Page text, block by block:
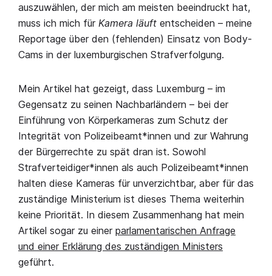
auszuwählen, der mich am meisten beeindruckt hat,
muss ich mich für Kamera läuft entscheiden – meine
Reportage über den (fehlenden) Einsatz von Body-
Cams in der luxemburgischen Strafverfolgung.
Mein Artikel hat gezeigt, dass Luxemburg – im
Gegensatz zu seinen Nachbarländern – bei der
Einführung von Körperkameras zum Schutz der
Integrität von Polizeibeamt*innen und zur Wahrung
der Bürgerrechte zu spät dran ist. Sowohl
Strafverteidiger*innen als auch Polizeibeamt*innen
halten diese Kameras für unverzichtbar, aber für das
zuständige Ministerium ist dieses Thema weiterhin
keine Priorität. In diesem Zusammenhang hat mein
Artikel sogar zu einer parlamentarischen Anfrage
und einer Erklärung des zuständigen Ministers
geführt.